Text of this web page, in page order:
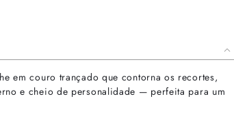
em couro trançado que contorna os recortes,
e cheio de personalidade — perfeita para um